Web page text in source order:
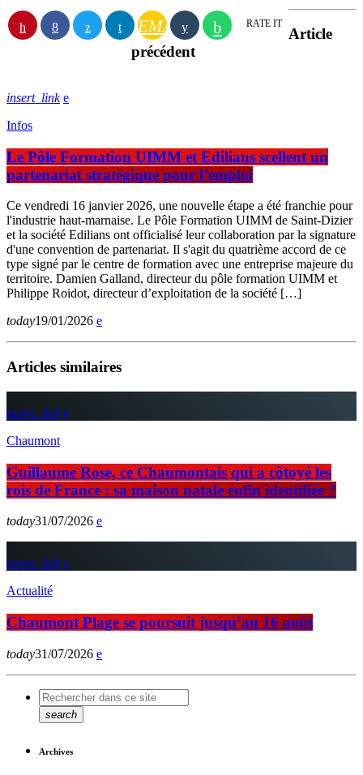
EMAIL RATE IT
Article
précédent
insert_link
Infos
Le Pôle Formation UIMM et Edilians scellent un
partenariat stratégique pour l’emploi
Ce vendredi 16 janvier 2026, une nouvelle étape a été franchie pour
l'industrie haut-marnaise. Le Pôle Formation UIMM de Saint-Dizier
et la société Edilians ont officialisé leur collaboration par la signature
d'une convention de partenariat. Il s'agit du quatrième accord de ce
type signé par le centre de formation avec une entreprise majeure du
territoire. Damien Galland, directeur du pôle formation UIMM et
Philippe Roidot, directeur d’exploitation de la société […]
today19/01/2026
Articles similaires
insert_link
Chaumont
Guillaume Rose, ce Chaumontais qui a côtoyé les
rois de France : sa maison natale enfin identifiée ?
today31/07/2026
insert_link
Actualité
Chaumont Plage se poursuit jusqu’au 16 août
today31/07/2026
search
Archives